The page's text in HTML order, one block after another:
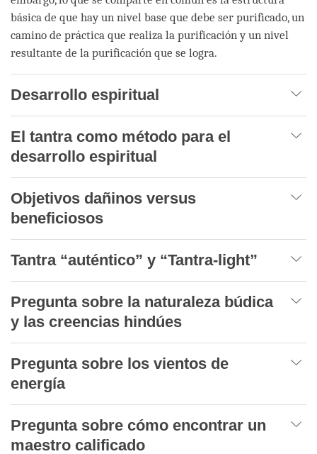
básica de que hay un nivel base que debe ser purificado, un
camino de práctica que realiza la purificación y un nivel
resultante de la purificación que se logra.
Desarrollo espiritual
El tantra como método para el
desarrollo espiritual
Objetivos dañinos versus
beneficiosos
Tantra “auténtico” y “Tantra-light”
Pregunta sobre la naturaleza búdica
y las creencias hindúes
Pregunta sobre los vientos de
energía
Pregunta sobre cómo encontrar un
maestro calificado